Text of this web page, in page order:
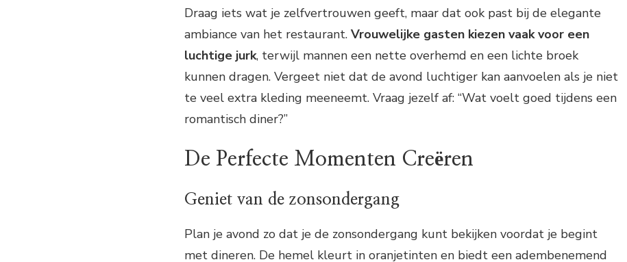
Draag iets wat je zelfvertrouwen geeft, maar dat ook past bij de elegante
ambiance van het restaurant. Vrouwelijke gasten kiezen vaak voor een
luchtige jurk, terwijl mannen een nette overhemd en een lichte broek
kunnen dragen. Vergeet niet dat de avond luchtiger kan aanvoelen als je niet
te veel extra kleding meeneemt. Vraag jezelf af: “Wat voelt goed tijdens een
romantisch diner?”
De Perfecte Momenten Creëren
Geniet van de zonsondergang
Plan je avond zo dat je de zonsondergang kunt bekijken voordat je begint
met dineren. De hemel kleurt in oranjetinten en biedt een adembenemend